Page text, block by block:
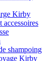
Kirby
accessoires
shampoing
Kirby